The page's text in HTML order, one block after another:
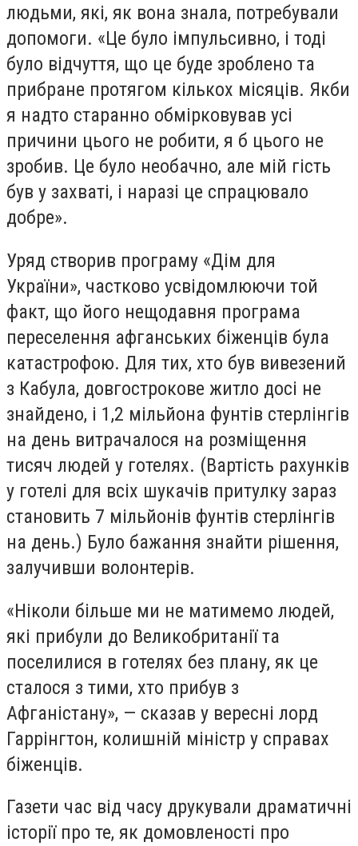
людьми, які, як вона знала, потребували
допомоги. «Це було імпульсивно, і тоді
було відчуття, що це буде зроблено та
прибране протягом кількох місяців. Якби
я надто старанно обмірковував усі
причини цього не робити, я б цього не
зробив. Це було необачно, але мій гість
був у захваті, і наразі це спрацювало
добре».
Уряд створив програму «Дім для
України», частково усвідомлюючи той
факт, що його нещодавня програма
переселення афганських біженців була
катастрофою. Для тих, хто був вивезений
з Кабула, довгострокове житло досі не
знайдено, і 1,2 мільйона фунтів стерлінгів
на день витрачалося на розміщення
тисяч людей у ​​готелях. (Вартість рахунків
у готелі для всіх шукачів притулку зараз
становить 7 мільйонів фунтів стерлінгів
на день.) Було бажання знайти рішення,
залучивши волонтерів.
«Ніколи більше ми не матимемо людей,
які прибули до Великобританії та
поселилися в готелях без плану, як це
сталося з тими, хто прибув з
Афганістану», — сказав у вересні лорд
Гаррінгтон, колишній міністр у справах
біженців.
Газети час від часу друкували драматичні
історії про те, як домовленості про